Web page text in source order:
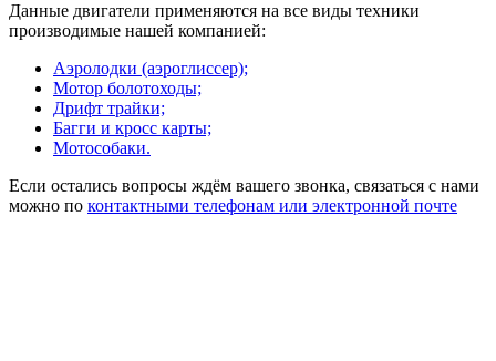
Данные двигатели применяются на все виды техники
производимые нашей компанией:
Аэролодки (аэроглиссер);
Мотор болотоходы;
Дрифт трайки;
Багги и кросс карты;
Мотособаки.
Если остались вопросы ждём вашего звонка, связаться с нами
можно по контактными телефонам или электронной почте